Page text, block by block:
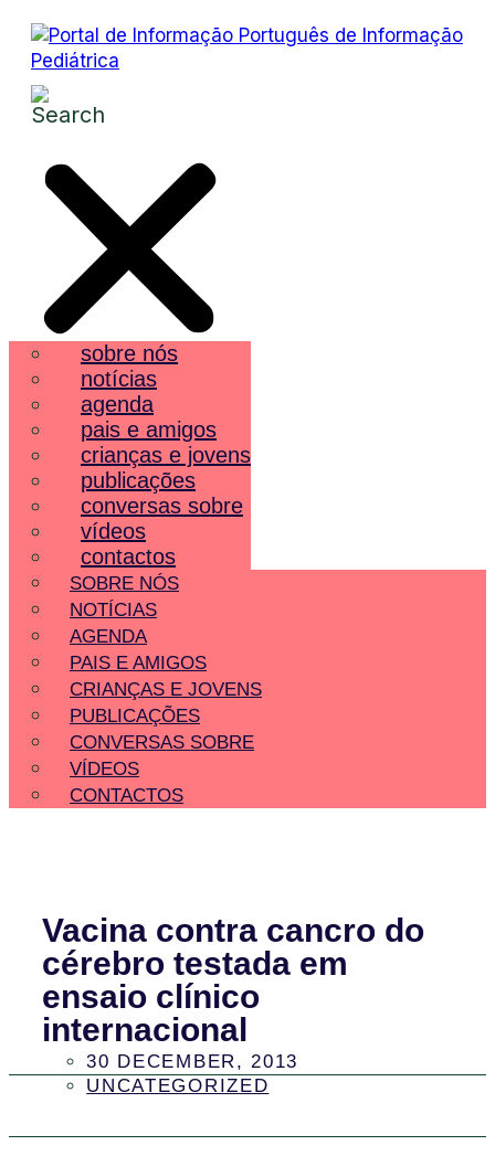
sobre nós
notícias
agenda
pais e amigos
crianças e jovens
publicações
conversas sobre
vídeos
contactos
SOBRE NÓS
NOTÍCIAS
AGENDA
PAIS E AMIGOS
CRIANÇAS E JOVENS
PUBLICAÇÕES
CONVERSAS SOBRE
VÍDEOS
CONTACTOS
Vacina contra cancro do
cérebro testada em
ensaio clínico
internacional
30 DECEMBER, 2013
UNCATEGORIZED